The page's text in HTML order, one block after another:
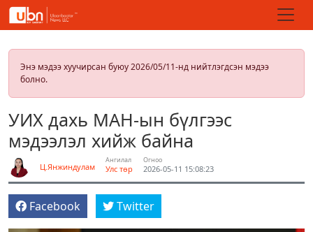
Энэ мэдээ хуучирсан буюу 2026/05/11-нд нийтлэгдсэн мэдээ
болно.
УИХ дахь МАН-ын бүлгээс
мэдээлэл хийж байна
Ц.Янжиндулам
Ангилал
Улс төр
Огноо
2026-05-11 15:08:23
Facebook Twitter